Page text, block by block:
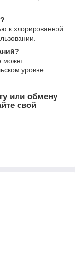
к хлорированной
может
уровне.
или обмену
свой